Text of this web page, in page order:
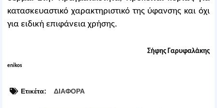
κατασκευαστικό χαρακτηριστικό της ύφανσης και όχι
για ειδική επιφάνεια χρήσης.
Σήφης Γαρυφαλάκης
enikos
Ετικέτα: ΔΙΑΦΟΡΑ